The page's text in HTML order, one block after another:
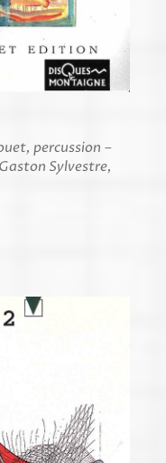
percussion –
Gaston Sylvestre,